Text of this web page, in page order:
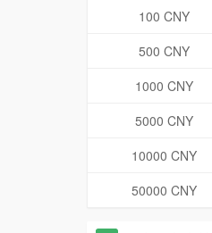
100 CNY
500 CNY
1000 CNY
5000 CNY
10000 CNY
50000 CNY